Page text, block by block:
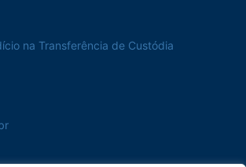
na Transferência de Custódia